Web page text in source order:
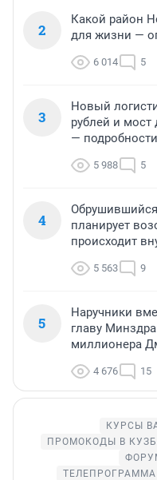
2
Какой район
для жизни —
6 014 5
3
Новый
рублей и мост
— подробности
5 988 5
4
Обрушившийся
планирует
происходит
5 563 9
5
Наручники
главу
миллионера
4 676 15
КУРСЫ
ПРОМОКОДЫ В